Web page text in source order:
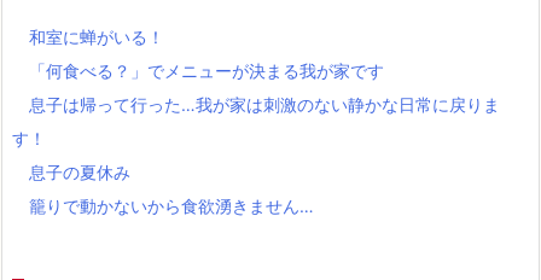
和室に蝉がいる！
「何食べる？」でメニューが決まる我が家です
息子は帰って行った…我が家は刺激のない静かな日常に戻りま
す！
息子の夏休み
籠りで動かないから食欲湧きません…